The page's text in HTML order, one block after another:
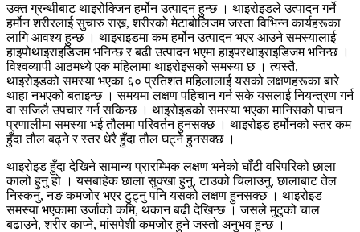
उक्त ग्रन्थीबाट थाइरोक्जिन हर्मोन उत्पादन हुन्छ । थाइरोइडले उत्पादन गर्ने
हर्मोन शरीरलाई सुचारु राख्न, शरीरको मेटाबोलिजम जस्ता विभिन्न कार्यहरूका
लागि आवश्य हुन्छ । थाइराइडमा कम हर्मोन उत्पादन भएर आउने समस्यालाई
हाइपोथाइराइडिजम भनिन्छ र बढी उत्पादन भएमा हाइपरथाइराइडिजम भनिन्छ ।
विश्वव्यापी आठमध्ये एक महिलामा थाइरोइसको समस्या छ । त्यस्तै,
थाइरोइडको समस्या भएका ६० प्रतिशत महिलालाई यसको लक्षणहरूका बारे
थाहा नभएको बताइन्छ । समयमा लक्षण पहिचान गर्न सके यसलाई नियन्त्रण गर्न
वा सजिलै उपचार गर्न सकिन्छ । थाइरोइडको समस्या भएका मानिसको पाचन
प्रणालीमा समस्या भई तौलमा परिवर्तन हुनसक्छ । थाइरोइड हर्मोनको स्तर कम
हुँदा तौल बढ्ने र स्तर धेरै हुँदा तौल घट्ने हुनसक्छ ।
थाइरोइड हुँदा देखिने सामान्य प्रारम्भिक लक्षण भनेको घाँटी वरिपरिको छाला
कालो हुनु हो । यसबाहेक छाला सुक्खा हुनु, टाउको चिलाउनु, छालाबाट तेल
निस्कनु, नङ कमजोर भएर टुट्नु पनि यसको लक्षण हुनसक्छ । थाइरोइड
समस्या भएकामा उर्जाको कमि, थकान बढी देखिन्छ । जसले मुटुको चाल
बढाउने, शरीर काप्ने, मांसपेशी कमजोर हुने जस्तो अनुभव हुन्छ ।